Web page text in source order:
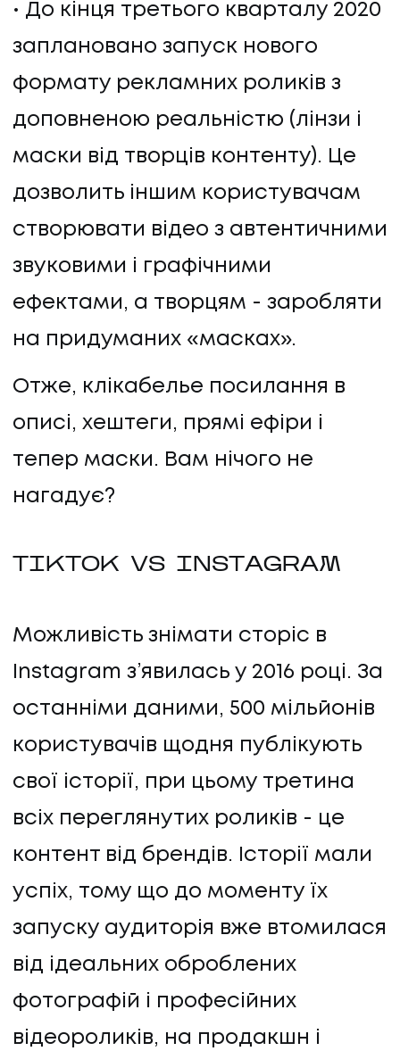
До кінця третього кварталу 2020
заплановано запуск нового
формату рекламних роликів з
доповненою реальністю (лінзи і
маски від творців контенту). Це
дозволить іншим користувачам
створювати відео з автентичними
звуковими і графічними
ефектами, а творцям - заробляти
на придуманих «масках».
Отже, клікабелье посилання в
описі, хештеги, прямі ефіри і
тепер маски. Вам нічого не
нагадує?
TIKTOK VS INSTAGRAM
Можливість знімати сторіс в
Instagram з’явилась у 2016 році. За
останніми даними, 500 мільйонів
користувачів щодня публікують
свої історії, при цьому третина
всіх переглянутих роликів - це
контент від брендів. Історії мали
успіх, тому що до моменту їх
запуску аудиторія вже втомилася
від ідеальних оброблених
фотографій і професійних
відеороликів, на продакшн і